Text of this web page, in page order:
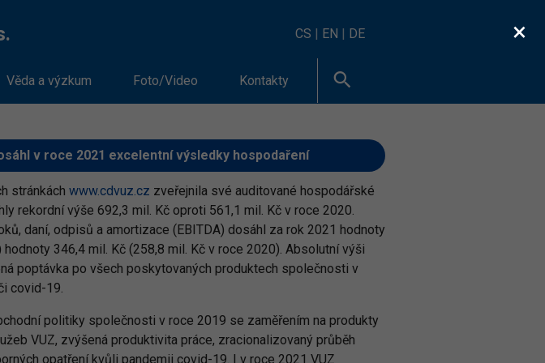
CS | EN | DE
Věda a výzkum Foto/Video Kontakty
v roce 2021 excelentní výsledky hospodaření
stránkách www.cdvuz.cz zveřejnila své auditované hospodářské
rekordní výše 692,3 mil. Kč oproti 561,1 mil. Kč v roce 2020.
daní, odpisů a amortizace (EBITDA) dosáhl za rok 2021 hodnoty
346,4 mil. Kč (258,8 mil. Kč v roce 2020). Absolutní výši
poptávka po všech poskytovaných produktech společnosti v
covid-19.
politiky společnosti v roce 2019 se zaměřením na produkty
VUZ, zvýšená produktivita práce, zracionalizovaný průběh
opatření kvůli pandemii covid-19. I v roce 2021 VUZ
×